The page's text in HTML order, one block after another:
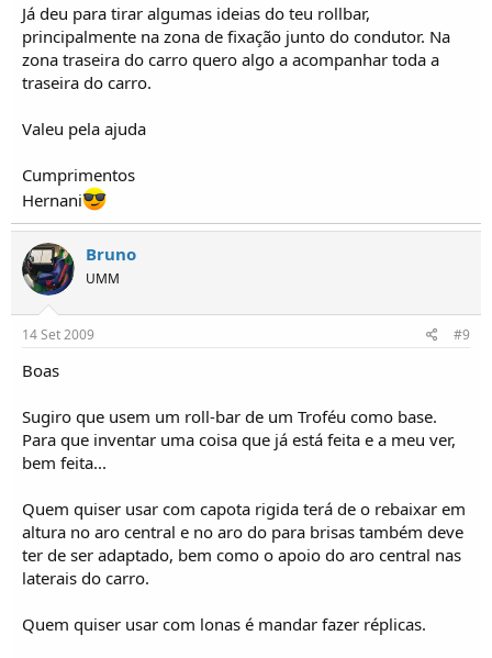
Já deu para tirar algumas ideias do teu rollbar,
principalmente na zona de fixação junto do condutor. Na
zona traseira do carro quero algo a acompanhar toda a
traseira do carro.
Valeu pela ajuda
Cumprimentos
Hernani
Bruno
UMM
14 Set 2009 #9
Boas
Sugiro que usem um roll-bar de um Troféu como base.
Para que inventar uma coisa que já está feita e a meu ver,
bem feita...
Quem quiser usar com capota rigida terá de o rebaixar em
altura no aro central e no aro do para brisas também deve
ter de ser adaptado, bem como o apoio do aro central nas
laterais do carro.
Quem quiser usar com lonas é mandar fazer réplicas.